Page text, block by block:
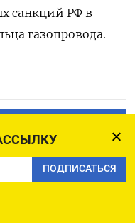
ПОДПИСАТЬСЯ
санкций РФ в
газопровода.